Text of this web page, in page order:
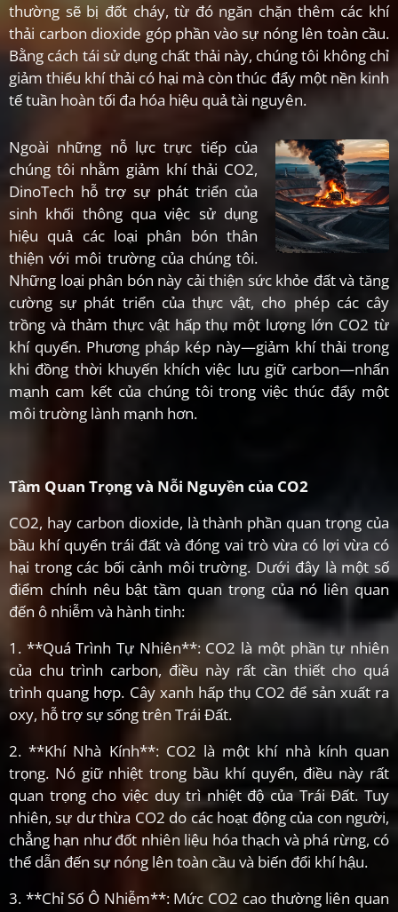
thường sẽ bị đốt cháy, từ đó ngăn chặn thêm các khí
thải carbon dioxide góp phần vào sự nóng lên toàn cầu.
Bằng cách tái sử dụng chất thải này, chúng tôi không chỉ
giảm thiểu khí thải có hại mà còn thúc đẩy một nền kinh
tế tuần hoàn tối đa hóa hiệu quả tài nguyên.
Ngoài những nỗ lực trực tiếp của
chúng tôi nhằm giảm khí thải CO2,
DinoTech hỗ trợ sự phát triển của
sinh khối thông qua việc sử dụng
hiệu quả các loại phân bón thân
thiện với môi trường của chúng tôi.
Những loại phân bón này cải thiện sức khỏe đất và tăng
cường sự phát triển của thực vật, cho phép các cây
trồng và thảm thực vật hấp thụ một lượng lớn CO2 từ
khí quyển. Phương pháp kép này—giảm khí thải trong
khi đồng thời khuyến khích việc lưu giữ carbon—nhấn
mạnh cam kết của chúng tôi trong việc thúc đẩy một
môi trường lành mạnh hơn.
Tầm Quan Trọng và Nỗi Nguyền của CO2
CO2, hay carbon dioxide, là thành phần quan trọng của
bầu khí quyển trái đất và đóng vai trò vừa có lợi vừa có
hại trong các bối cảnh môi trường. Dưới đây là một số
điểm chính nêu bật tầm quan trọng của nó liên quan
đến ô nhiễm và hành tinh:
1. **Quá Trình Tự Nhiên**: CO2 là một phần tự nhiên
của chu trình carbon, điều này rất cần thiết cho quá
trình quang hợp. Cây xanh hấp thụ CO2 để sản xuất ra
oxy, hỗ trợ sự sống trên Trái Đất.
2. **Khí Nhà Kính**: CO2 là một khí nhà kính quan
trọng. Nó giữ nhiệt trong bầu khí quyển, điều này rất
quan trọng cho việc duy trì nhiệt độ của Trái Đất. Tuy
nhiên, sự dư thừa CO2 do các hoạt động của con người,
chẳng hạn như đốt nhiên liệu hóa thạch và phá rừng, có
thể dẫn đến sự nóng lên toàn cầu và biến đổi khí hậu.
3. **Chỉ Số Ô Nhiễm**: Mức CO2 cao thường liên quan